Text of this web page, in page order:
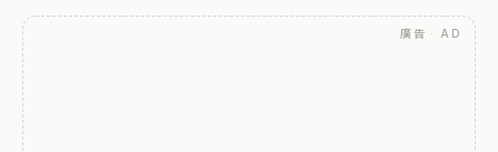
廣告 · AD